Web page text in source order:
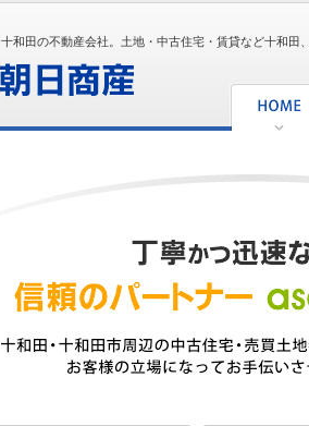
十和田の不動産会社。土地・中古住宅・賃貸など十和田